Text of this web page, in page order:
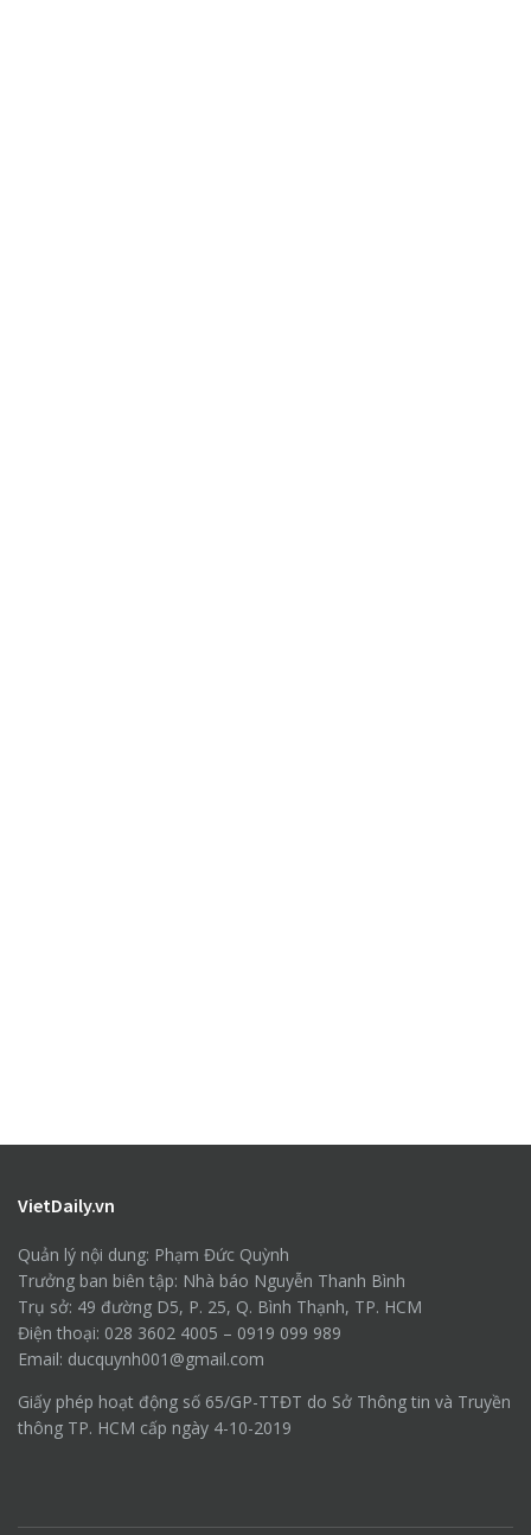
VietDaily.vn
Quản lý nội dung: Phạm Đức Quỳnh
Trưởng ban biên tập: Nhà báo Nguyễn Thanh Bình
Trụ sở: 49 đường D5, P. 25, Q. Bình Thạnh, TP. HCM
Điện thoại: 028 3602 4005 – 0919 099 989
Email: ducquynh001@gmail.com
Giấy phép hoạt động số 65/GP-TTĐT do Sở Thông tin và Truyền
thông TP. HCM cấp ngày 4-10-2019